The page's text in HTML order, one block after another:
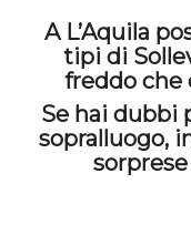
A L’Aquila
tipi di
freddo che
Se hai dubbi
sopralluogo,